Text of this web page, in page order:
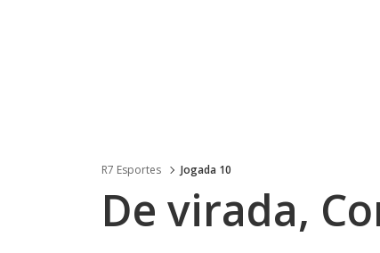
R7 Esportes Jogada 10
De virada,